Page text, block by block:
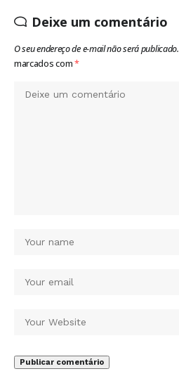
Deixe um comentário
O seu endereço de e-mail não será publicado.
marcados com*